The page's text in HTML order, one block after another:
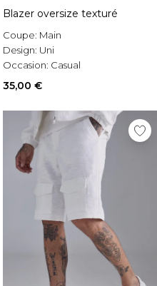
Blazer oversize texturé
Coupe: Main
Design: Uni
Occasion: Casual
35,00 €